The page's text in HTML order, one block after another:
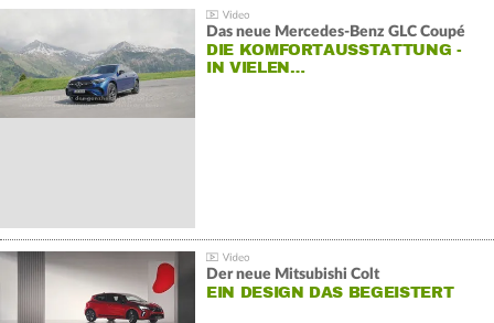
Das neue Mercedes-Benz GLC Coupé
DIE KOMFORTAUSSTATTUNG -
IN VIELEN…
Der neue Mitsubishi Colt
EIN DESIGN DAS BEGEISTERT